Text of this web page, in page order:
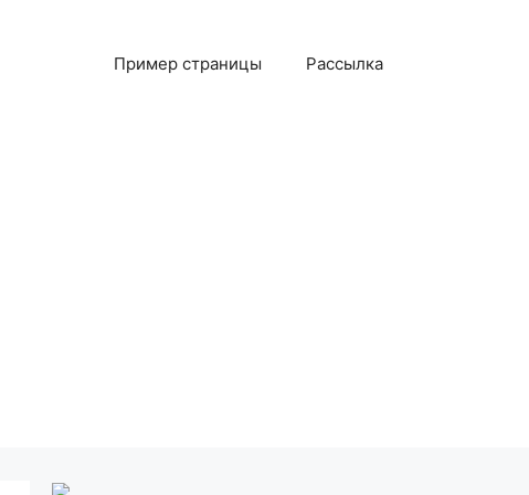
Пример страницы Рассылка